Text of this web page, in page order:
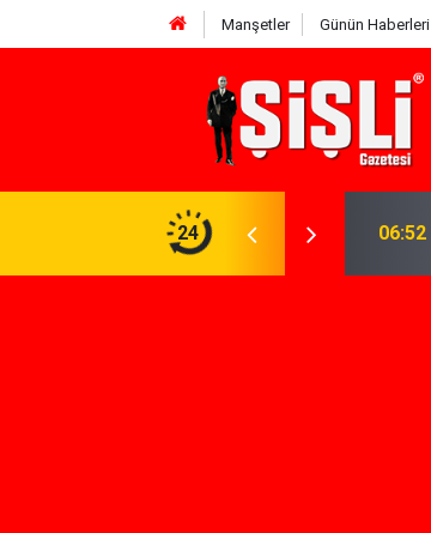
Manşetler Günün Haberleri
24
Gerekenler: Telegram Gruplarında Daha
04:43